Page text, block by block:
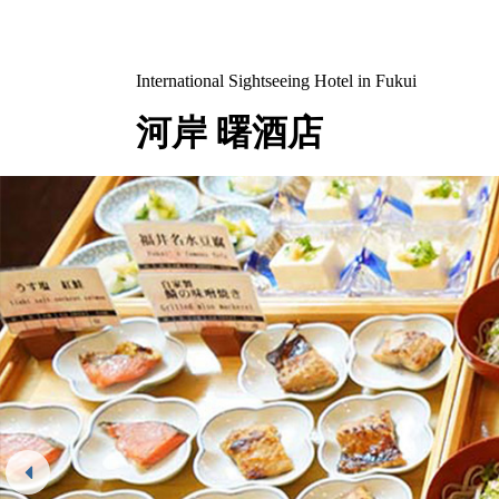
International Sightseeing Hotel in Fukui
河岸 曙酒店